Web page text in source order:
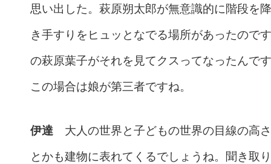
思い出した。萩原朔太郎が無意識的に階段を
き手すりをヒュッとなでる場所があったので
の萩原葉子がそれを見てクスってなったんで
この場合は娘が第三者ですね。
伊達 大人の世界と子どもの世界の目線の高
とかも建物に表れてくるでしょうね。聞き取